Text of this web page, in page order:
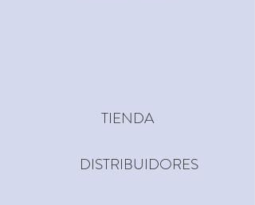
TIENDA
DISTRIBUIDORES